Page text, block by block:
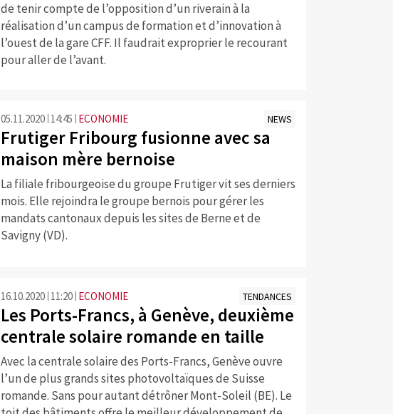
de tenir compte de l’opposition d’un riverain à la
réalisation d’un campus de formation et d’innovation à
l’ouest de la gare CFF. Il faudrait exproprier le recourant
pour aller de l’avant.
05.11.2020 14:45 ECONOMIE NEWS
Frutiger Fribourg fusionne avec sa
maison mère bernoise
La filiale fribourgeoise du groupe Frutiger vit ses derniers
mois. Elle rejoindra le groupe bernois pour gérer les
mandats cantonaux depuis les sites de Berne et de
Savigny (VD).
16.10.2020 11:20 ECONOMIE TENDANCES
Les Ports-Francs, à Genève, deuxième
centrale solaire romande en taille
Avec la centrale solaire des Ports-Francs, Genève ouvre
l’un de plus grands sites photovoltaïques de Suisse
romande. Sans pour autant détrôner Mont-Soleil (BE). Le